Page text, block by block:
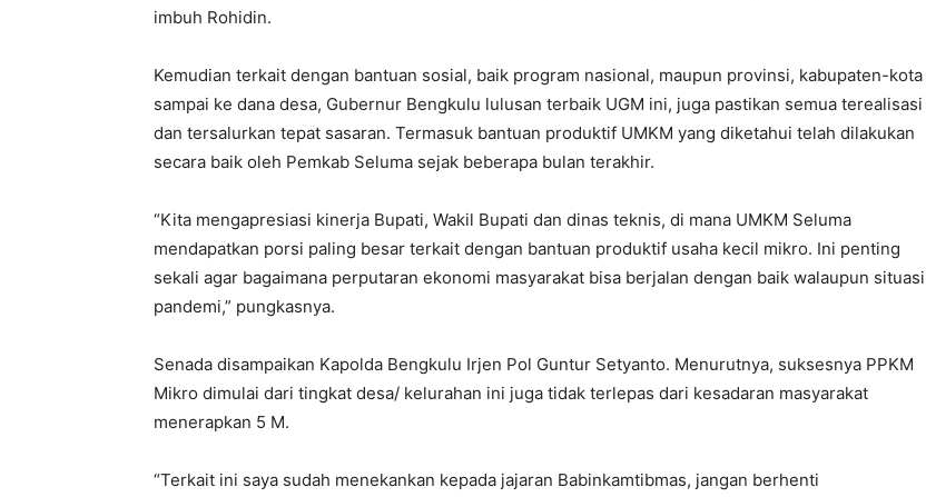
imbuh Rohidin.
Kemudian terkait dengan bantuan sosial, baik program nasional, maupun provinsi, kabupaten-kota
sampai ke dana desa, Gubernur Bengkulu lulusan terbaik UGM ini, juga pastikan semua terealisasi
dan tersalurkan tepat sasaran. Termasuk bantuan produktif UMKM yang diketahui telah dilakukan
secara baik oleh Pemkab Seluma sejak beberapa bulan terakhir.
“Kita mengapresiasi kinerja Bupati, Wakil Bupati dan dinas teknis, di mana UMKM Seluma
mendapatkan porsi paling besar terkait dengan bantuan produktif usaha kecil mikro. Ini penting
sekali agar bagaimana perputaran ekonomi masyarakat bisa berjalan dengan baik walaupun situasi
pandemi,” pungkasnya.
Senada disampaikan Kapolda Bengkulu Irjen Pol Guntur Setyanto. Menurutnya, suksesnya PPKM
Mikro dimulai dari tingkat desa/ kelurahan ini juga tidak terlepas dari kesadaran masyarakat
menerapkan 5 M.
“Terkait ini saya sudah menekankan kepada jajaran Babinkamtibmas, jangan berhenti